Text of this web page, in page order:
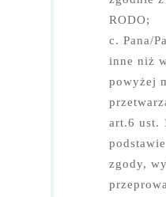
RODO;
c. Pana/
inne niż
powyżej
art.6 ust.
zgody,